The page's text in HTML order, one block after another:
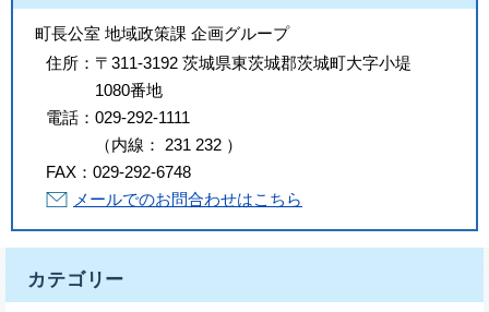
町長公室 地域政策課 企画グループ
住所： 〒311-3192 茨城県東茨城郡茨城町大字小堤
1080番地
電話： 029-292-1111
（内線 ： 231 232 ）
FAX： 029-292-6748
メールでのお問合わせはこちら
カテゴリー